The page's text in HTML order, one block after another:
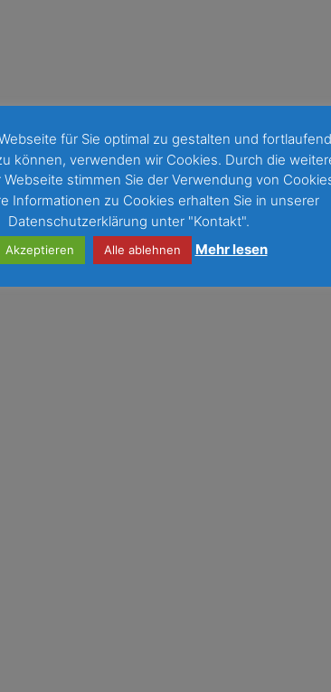
für Sie optimal zu gestalten und fortlaufend
können, verwenden wir Cookies. Durch die
stimmen Sie der Verwendung von
Informationen zu Cookies erhalten Sie in unserer
Datenschutzerklärung unter "Kontakt".
Akzeptieren Alle ablehnen Mehr lesen